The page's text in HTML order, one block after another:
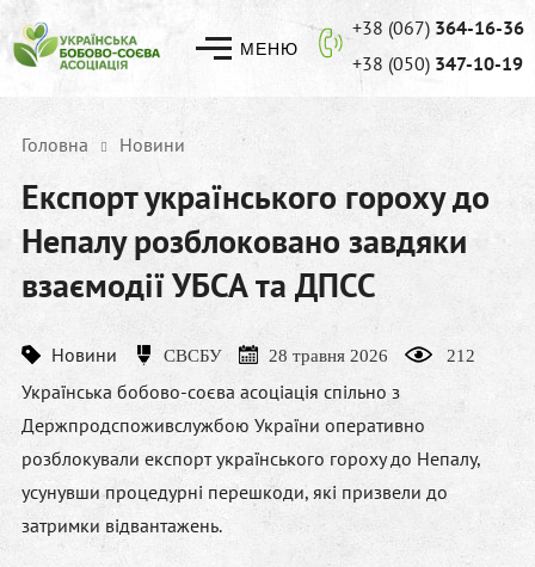
МЕНЮ
+38 (067) 364-16-36
+38 (050) 347-10-19
Головна Новини
Експорт українського гороху до
Непалу розблоковано завдяки
взаємодії УБСА та ДПСС
Новини СВСБУ 28 травня 2026 212
Українська бобово-соєва асоціація спільно з
Держпродспоживслужбою України оперативно
розблокували експорт українського гороху до Непалу,
усунувши процедурні перешкоди, які призвели до
затримки відвантажень.